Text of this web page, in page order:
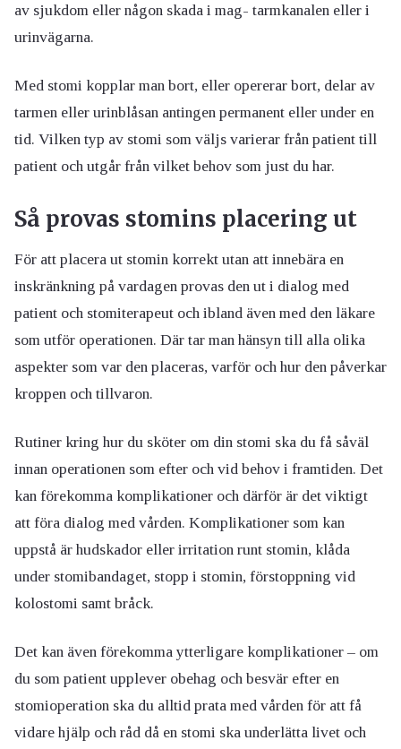
av sjukdom eller någon skada i mag- tarmkanalen eller i
urinvägarna.
Med stomi kopplar man bort, eller opererar bort, delar av
tarmen eller urinblåsan antingen permanent eller under en
tid. Vilken typ av stomi som väljs varierar från patient till
patient och utgår från vilket behov som just du har.
Så provas stomins placering ut
För att placera ut stomin korrekt utan att innebära en
inskränkning på vardagen provas den ut i dialog med
patient och stomiterapeut och ibland även med den läkare
som utför operationen. Där tar man hänsyn till alla olika
aspekter som var den placeras, varför och hur den påverkar
kroppen och tillvaron.
Rutiner kring hur du sköter om din stomi ska du få såväl
innan operationen som efter och vid behov i framtiden. Det
kan förekomma komplikationer och därför är det viktigt
att föra dialog med vården. Komplikationer som kan
uppstå är hudskador eller irritation runt stomin, klåda
under stomibandaget, stopp i stomin, förstoppning vid
kolostomi samt bråck.
Det kan även förekomma ytterligare komplikationer – om
du som patient upplever obehag och besvär efter en
stomioperation ska du alltid prata med vården för att få
vidare hjälp och råd då en stomi ska underlätta livet och